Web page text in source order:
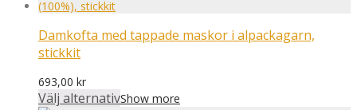
Damkofta med tappade maskor i alpackagarn,
stickkit
693,00 kr
Välj alternativShow more